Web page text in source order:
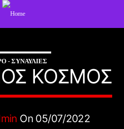
- ΣΥΝΑΥΛΊΕΣ
ΚΌΣΜΟΣ
On 05/07/2022